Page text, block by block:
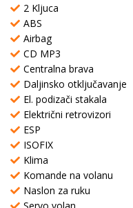
2 Kljuca
ABS
Airbag
CD MP3
Centralna brava
Daljinsko otključavanje
El. podizači stakala
Električni retrovizori
ESP
ISOFIX
Klima
Komande na volanu
Naslon za ruku